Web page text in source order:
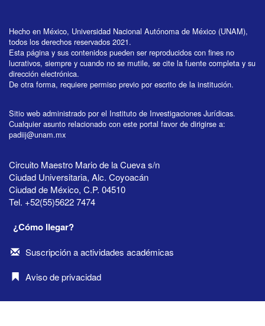
Hecho en México, Universidad Nacional Autónoma de México (UNAM),
todos los derechos reservados 2021.
Esta página y sus contenidos pueden ser reproducidos con fines no
lucrativos, siempre y cuando no se mutile, se cite la fuente completa y su
dirección electrónica.
De otra forma, requiere permiso previo por escrito de la institución.
Sitio web administrado por el Instituto de Investigaciones Jurídicas.
Cualquier asunto relacionado con este portal favor de dirigirse a:
padiij@unam.mx
Circuito Maestro Mario de la Cueva s/n
Ciudad Universitaria, Alc. Coyoacán
Ciudad de México, C.P. 04510
Tel. +52(55)5622 7474
¿Cómo llegar?
Suscripción a actividades académicas
Aviso de privacidad